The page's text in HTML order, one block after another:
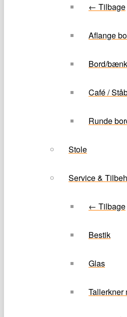
← Tilbage
Aflange
Bord/
Café /
Runde
Stole
Service &
← Tilbage
Bestik
Glas
Tallerkner